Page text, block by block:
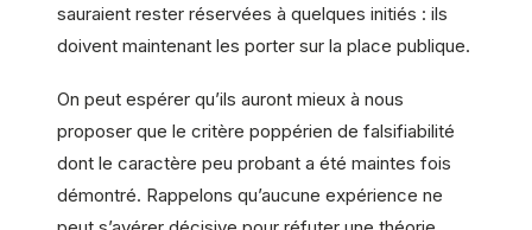
sauraient rester réservées à quelques initiés : ils
doivent maintenant les porter sur la place publique.
On peut espérer qu’ils auront mieux à nous
proposer que le critère poppérien de falsifiabilité
dont le caractère peu probant a été maintes fois
démontré. Rappelons qu’aucune expérience ne